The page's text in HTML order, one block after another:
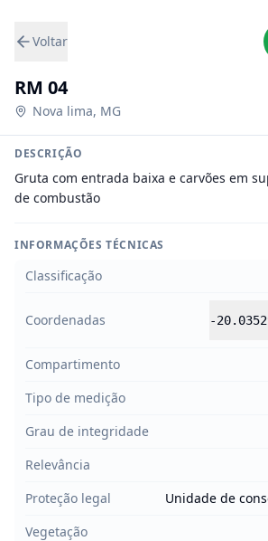
Voltar
RM 04
Nova lima, MG
DESCRIÇÃO
Gruta com entrada baixa e carvões em
de combustão
INFORMAÇÕES TÉCNICAS
Classificação
Coordenadas -
Compartimento
Tipo de medição
Grau de integridade
Relevância
Proteção legal
Unidade de
Vegetação